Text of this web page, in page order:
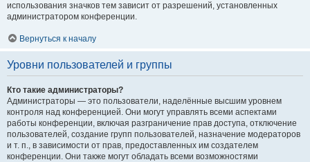
использования значков тем зависит от разрешений, установленных
администратором конференции.
Вернуться к началу
Уровни пользователей и группы
Кто такие администраторы?
Администраторы — это пользователи, наделённые высшим уровнем
контроля над конференцией. Они могут управлять всеми аспектами
работы конференции, включая разграничение прав доступа, отключение
пользователей, создание групп пользователей, назначение модераторов
и т. п., в зависимости от прав, предоставленных им создателем
конференции. Они также могут обладать всеми возможностями